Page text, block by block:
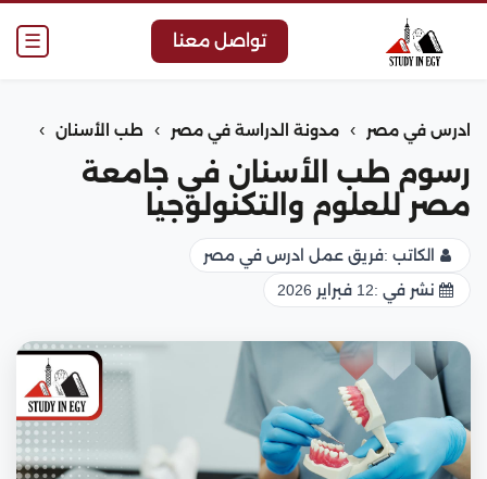
☰ تواصل معنا
ادرس في مصر › مدونة الدراسة في مصر › طب الأسنان ›
رسوم طب الأسنان في جامعة
مصر للعلوم والتكنولوجيا
الكاتب :فريق عمل ادرس في مصر
نشر في :12 فبراير 2026